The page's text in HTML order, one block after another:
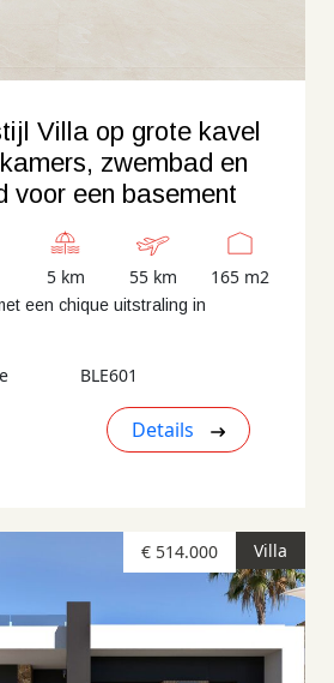
Villa op grote kavel
zwembad en
voor een basement
5 km 55 km 165 m2
een chique uitstraling in
BLE601
Details
Villa
€ 514.000